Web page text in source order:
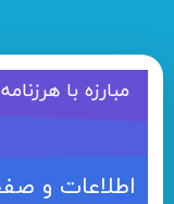
مبارزه با
اطلاعات و